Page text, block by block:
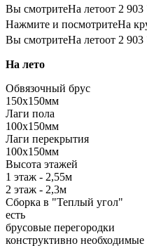
Вы смотритеНа летоот 2 903
Нажмите и посмотритеНа
Вы смотритеНа летоот 2 903
На лето
Обвязочный брус
150х150мм
Лаги пола
100х150мм
Лаги перекрытия
100х150мм
Высота этажей
1 этаж - 2,55м
2 этаж - 2,3м
Сборка в "Теплый угол"
есть
брусовые перегородки
конструктивно необходимые